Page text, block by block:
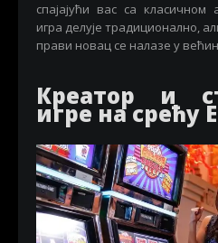
спајајући вас са класичном
игра делује традиционално,
прави новац се налазе у
Креатор и
игре на срећу